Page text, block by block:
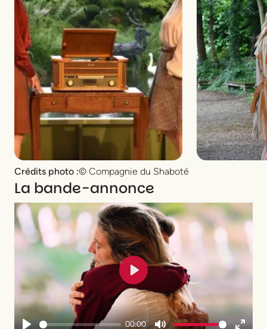
Crédits photo :© Compagnie du Shaboté
La bande-annonce
00:00
Play